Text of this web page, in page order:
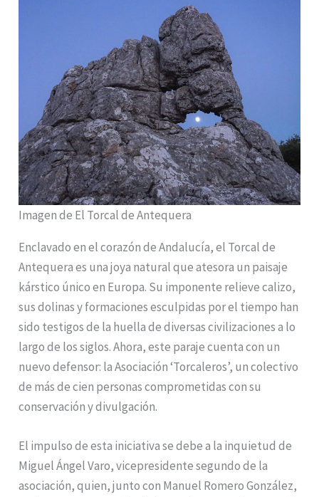
Imagen de El Torcal de Antequera
Enclavado en el corazón de Andalucía, el Torcal de
Antequera es una joya natural que atesora un paisaje
kárstico único en Europa. Su imponente relieve calizo,
sus dolinas y formaciones esculpidas por el tiempo han
sido testigos de la huella de diversas civilizaciones a lo
largo de los siglos. Ahora, este paraje cuenta con un
nuevo defensor: la Asociación ‘Torcaleros’, un colectivo
de más de cien personas comprometidas con su
conservación y divulgación.
El impulso de esta iniciativa se debe a la inquietud de
Miguel Ángel Varo, vicepresidente segundo de la
asociación, quien, junto con Manuel Romero González,